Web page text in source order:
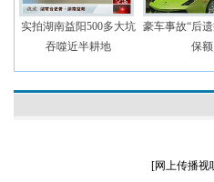
实拍湖南益阳500多大坑
吞噬近半耕地
豪车事故“后
保额
[网上传播视